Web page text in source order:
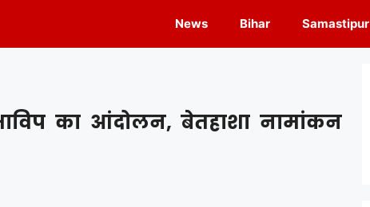
News Bihar Samastipur
का आंदोलन, बेतहाशा नामांकन